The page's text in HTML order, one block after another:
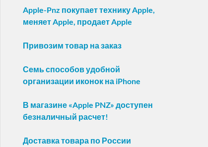
Apple-Pnz покупает технику Apple,
меняет Apple, продает Apple
Привозим товар на заказ
Семь способов удобной
организации иконок на iPhone
В магазине «Apple PNZ» доступен
безналичный расчет!
Доставка товара по России